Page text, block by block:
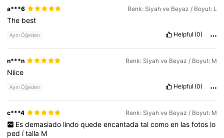
a***6 Renk: Siyah ve Beyaz / Boyut: L
The best
Aynı Öğeden Helpful (0)
n***n Renk: Siyah ve Beyaz / Boyut: M
Niice
Aynı Öğeden Helpful (0)
c***4 Renk: Siyah ve Beyaz / Boyut: M
Es demasiado lindo quede encantada tal como en las fotos lo
ped ítalla M